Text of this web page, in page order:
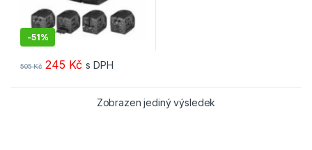
-51%
505Kč 245 Kč s DPH
Zobrazen jediný výsledek